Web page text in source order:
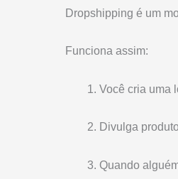
Dropshipping é um
Funciona assim:
Você cria uma
Divulga
Quando